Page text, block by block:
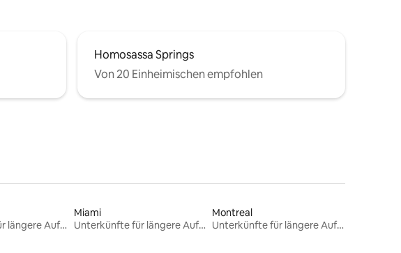
Homosassa Springs
Von 20 Einheimischen empfohlen
Unterkünfte für längere Aufenthalte
Miami
Unterkünfte für längere Aufenthalte
Montreal
Unterkünfte für längere Aufenthalte